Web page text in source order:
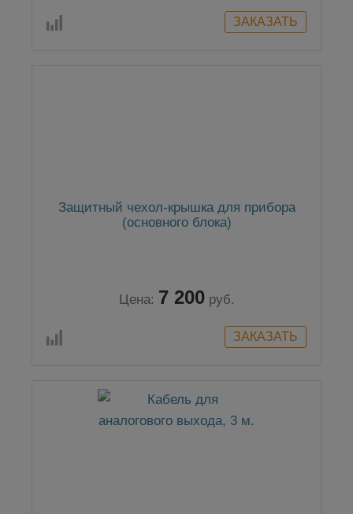
Защитный чехол-крышка для прибора
(основного блока)
Цена: 7 200 руб.